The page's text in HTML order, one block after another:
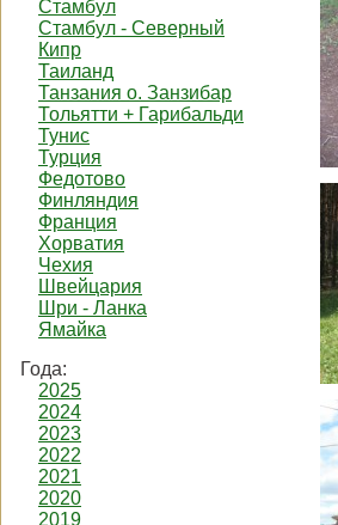
Стамбул
Стамбул - Северный
Кипр
Таиланд
Танзания о. Занзибар
Тольятти + Гарибальди
Тунис
Турция
Федотово
Финляндия
Франция
Хорватия
Чехия
Швейцария
Шри - Ланка
Ямайка
Года:
2025
2024
2023
2022
2021
2020
2019